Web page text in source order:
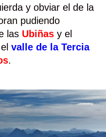
y obviar el de la
pudiendo
las Ubiñas y el
valle de la Tercia
.